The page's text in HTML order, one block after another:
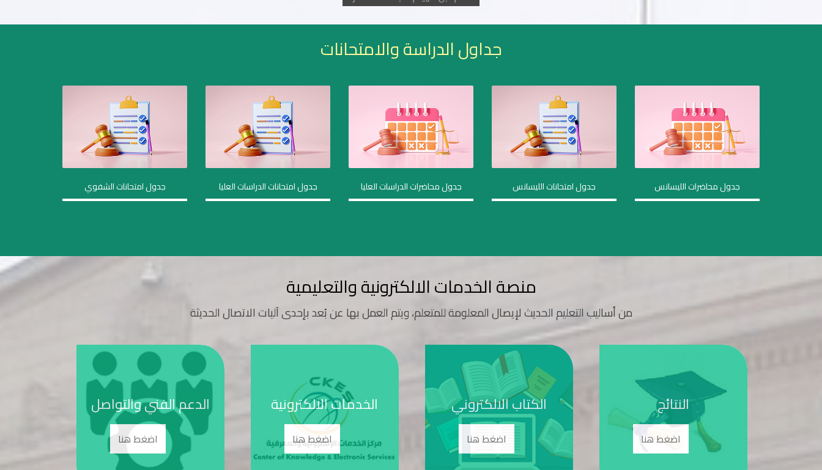
جداول الدراسة والامتحانات
جدول محاضرات الليسانس جدول امتحانات الليسانس جدول محاضرات الدراسات العليا جدول امتحانات الدراسات العليا جدول امتحانات الشفوي
منصة الخدمات الالكترونية والتعليمية
من أساليب التعليم الحديث لإيصال المعلومة للمتعلم، ويتم العمل بها عن بُعد بإحدى آليات الاتصال الحديثة
الدعم الفني والتواصل
اضغط هنا
الخدمات الالكترونية
اضغط هنا
الكتاب الالكتروني
اضغط هنا
النتائج
اضغط هنا